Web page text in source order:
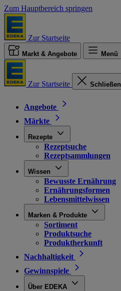
Zum Hauptbereich springen
Zur Startseite
Markt & Angebote Menü
Zur Startseite Schließen
Angebote
Märkte
Rezepte
Rezeptsuche
Rezeptsammlungen
Wissen
Bewusste Ernährung
Ernährungsformen
Lebensmittelwissen
Marken & Produkte
Sortiment
Produktsuche
Produktherkunft
Nachhaltigkeit
Gewinnspiele
Über EDEKA